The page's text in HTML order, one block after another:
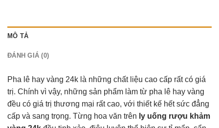
MÔ TẢ
ĐÁNH GIÁ (0)
Pha lê hay vàng 24k là những chất liệu cao cấp rất có giá
trị. Chính vì vậy, những sản phẩm làm từ pha lê hay vàng
đều có giá trị thương mại rất cao, với thiết kế hết sức đẳng
cấp và sang trọng. Từng hoa văn trên ly uống rượu khảm